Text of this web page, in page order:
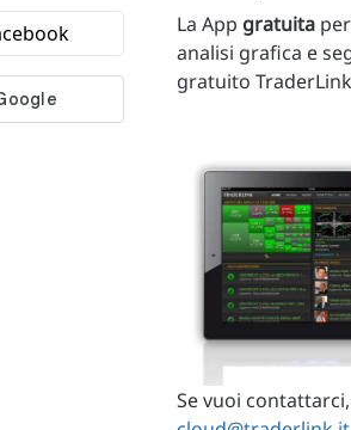
La App gratuita
analisi grafica e
gratuito
Se vuoi